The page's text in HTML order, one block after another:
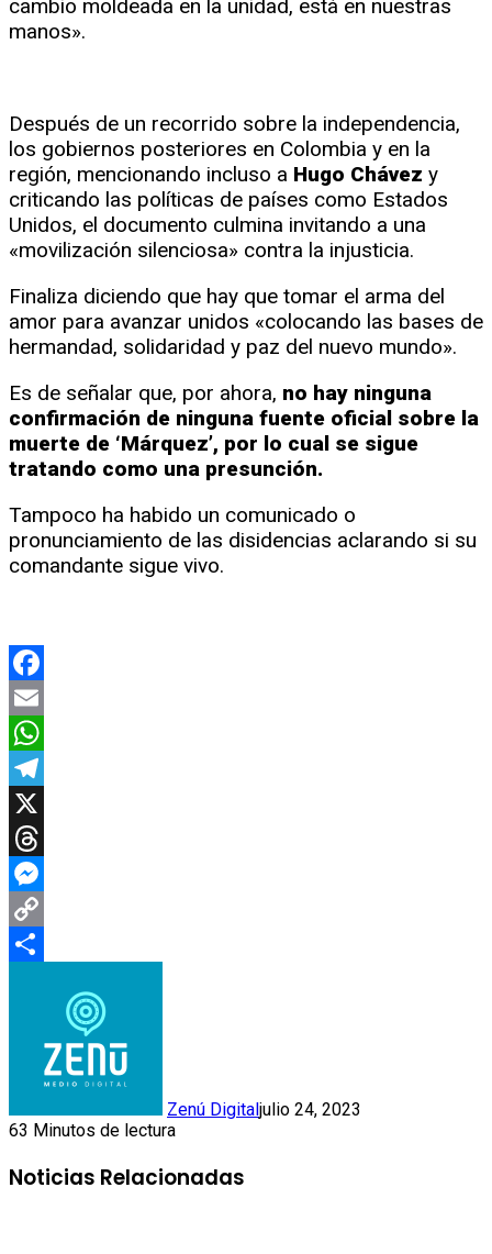
cambio moldeada en la unidad, está en nuestras
manos».
Después de un recorrido sobre la independencia,
los gobiernos posteriores en Colombia y en la
región, mencionando incluso a Hugo Chávez y
criticando las políticas de países como Estados
Unidos, el documento culmina invitando a una
«movilización silenciosa» contra la injusticia.
Finaliza diciendo que hay que tomar el arma del
amor para avanzar unidos «colocando las bases de
hermandad, solidaridad y paz del nuevo mundo».
Es de señalar que, por ahora, no hay ninguna
confirmación de ninguna fuente oficial sobre la
muerte de ‘Márquez’, por lo cual se sigue
tratando como una presunción.
Tampoco ha habido un comunicado o
pronunciamiento de las disidencias aclarando si su
comandante sigue vivo.
Facebook
Email
WhatsApp
Telegram
X
Threads
Messenger
Copy
Zenú Digitaljulio 24, 2023
63 Minutos de lectura
Noticias Relacionadas